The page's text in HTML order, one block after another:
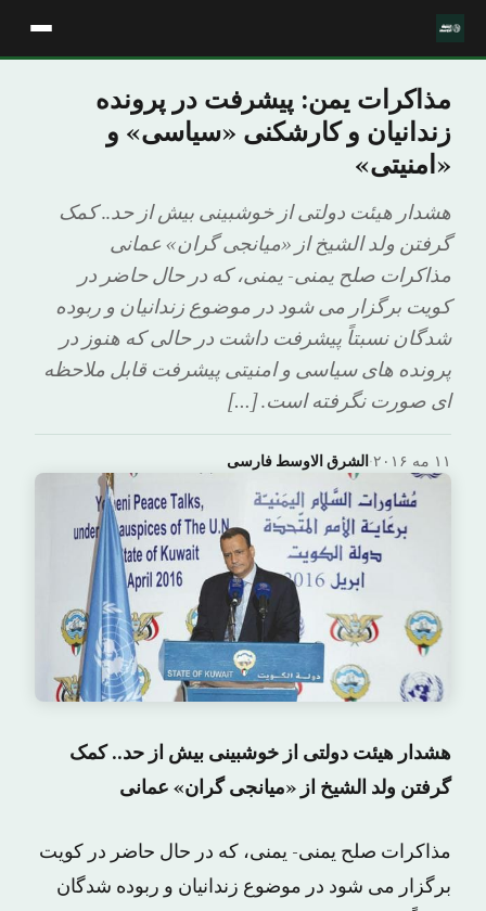
مذاکرات یمن: پیشرفت در پرونده
زندانیان و کارشکنی «سیاسی» و
«امنیتی»
هشدار هیئت دولتی از خوشبینی بیش از حد.. کمک
گرفتن ولد الشیخ از «میانجی گران» عمانی
مذاکرات صلح یمنی- یمنی، که در حال حاضر در
کویت برگزار می شود در موضوع زندانیان و ربوده
شدگان نسبتاً پیشرفت داشت در حالی که هنوز در
پرونده های سیاسی و امنیتی پیشرفت قابل ملاحظه
ای صورت نگرفته است. […]
الشرق الاوسط فارسی· ۱۱ مه ۲۰۱۶
هشدار هیئت دولتی از خوشبینی بیش از حد.. کمک
گرفتن ولد الشیخ از «میانجی گران» عمانی
مذاکرات صلح یمنی- یمنی، که در حال حاضر در کویت
برگزار می شود در موضوع زندانیان و ربوده شدگان